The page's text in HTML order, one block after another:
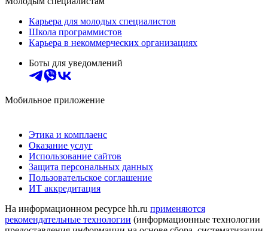
Карьера для молодых специалистов
Школа программистов
Карьера в некоммерческих организациях
Боты для уведомлений
Мобильное приложение
Этика и комплаенс
Оказание услуг
Использование сайтов
Защита персональных данных
Пользовательское соглашение
ИТ аккредитация
На информационном ресурсе hh.ru применяются
рекомендательные технологии (информационные технологии